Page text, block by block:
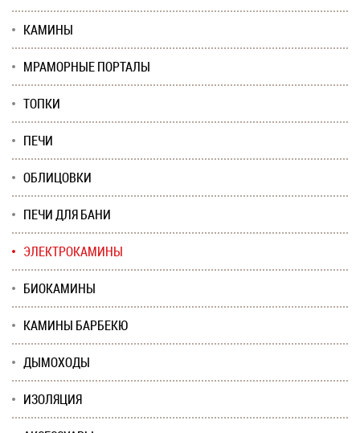
КАМИНЫ
МРАМОРНЫЕ ПОРТАЛЫ
ТОПКИ
ПЕЧИ
ОБЛИЦОВКИ
ПЕЧИ ДЛЯ БАНИ
ЭЛЕКТРОКАМИНЫ
БИОКАМИНЫ
КАМИНЫ БАРБЕКЮ
ДЫМОХОДЫ
ИЗОЛЯЦИЯ